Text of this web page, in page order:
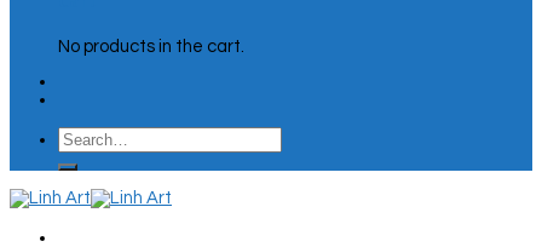
No products in the cart.
Search
for: